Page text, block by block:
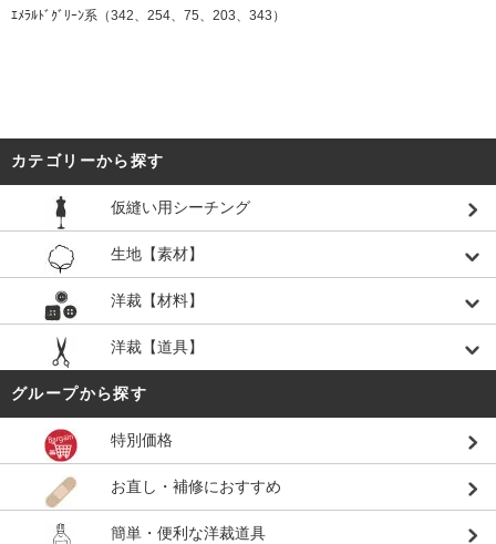
ｴﾒﾗﾙﾄﾞｸﾞﾘｰﾝ系（342、254、75、203、343）
カテゴリーから探す
仮縫い用シーチング
生地【素材】
洋裁【材料】
洋裁【道具】
グループから探す
特別価格
お直し・補修におすすめ
簡単・便利な洋裁道具